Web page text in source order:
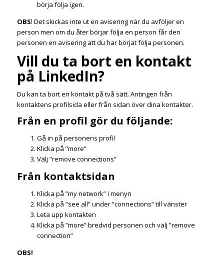
börja följa igen.
OBS! Det skickas inte ut en avisering när du avföljer en
person men om du åter börjar följa en person får den
personen en avisering att du har börjat följa personen.
Vill du ta bort en kontakt
på LinkedIn?
Du kan ta bort en kontakt på två sätt. Antingen från
kontaktens profilsida eller från sidan över dina kontakter.
Från en profil gör du följande:
Gå in på personens profil
Klicka på ”more”
Välj ”remove connections”
Från kontaktsidan
Klicka på ”my network” i menyn
Klicka på ”see all” under ”connections” till vänster
Leta upp kontakten
Klicka på ”more” bredvid personen och välj ”remove
connection”
OBS!